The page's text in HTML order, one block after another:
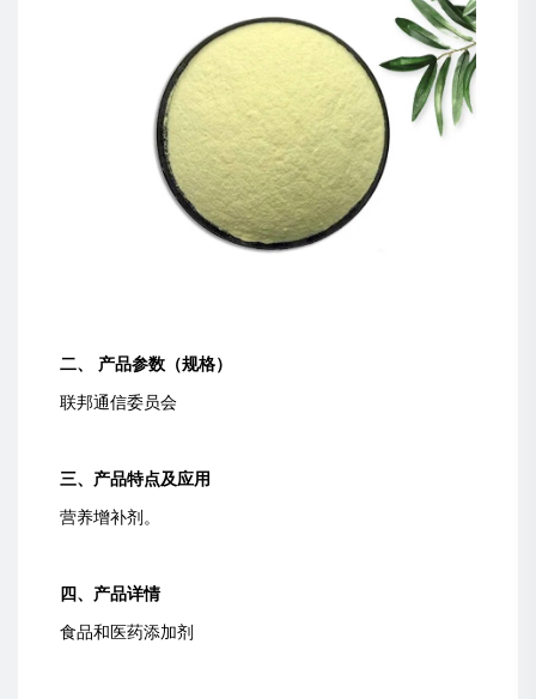
二、 产品参数（规格）
联邦通信委员会
三、产品特点及应用
营养增补剂。
四、产品详情
食品和医药添加剂